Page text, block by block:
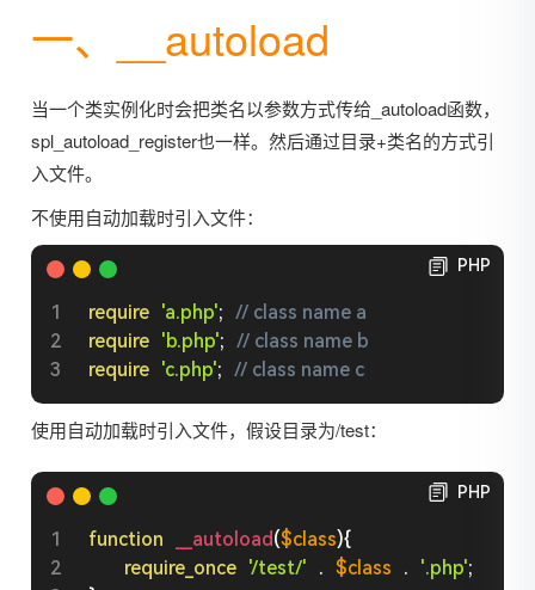
一、__autoload
当一个类实例化时会把类名以参数方式传给_autoload函数，
spl_autoload_register也一样。然后通过目录+类名的方式引
入文件。
不使用自动加载时引入文件：
PHP
require 'a.php'; // class name a
require 'b.php'; // class name b
require 'c.php'; // class name c
使用自动加载时引入文件，假设目录为/test：
PHP
function __autoload($class){
require_once '/test/' . $class . '.php';